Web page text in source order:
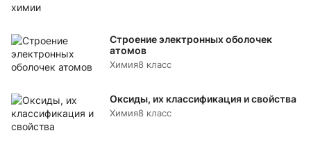
Строение электронных оболочек
атомов
Химия8 класс
Оксиды, их классификация и свойства
Химия8 класс